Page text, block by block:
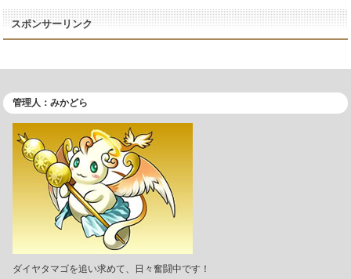
スポンサーリンク
管理人：みかどら
ダイヤタマゴを追い求めて、日々奮闘中です！